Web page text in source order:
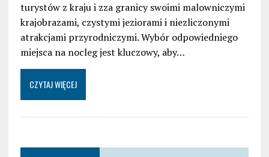
turystów z kraju i zza granicy swoimi malowniczymi
krajobrazami, czystymi jeziorami i niezliczonymi
atrakcjami przyrodniczymi. Wybór odpowiedniego
miejsca na nocleg jest kluczowy, aby…
CZYTAJ WIĘCEJ